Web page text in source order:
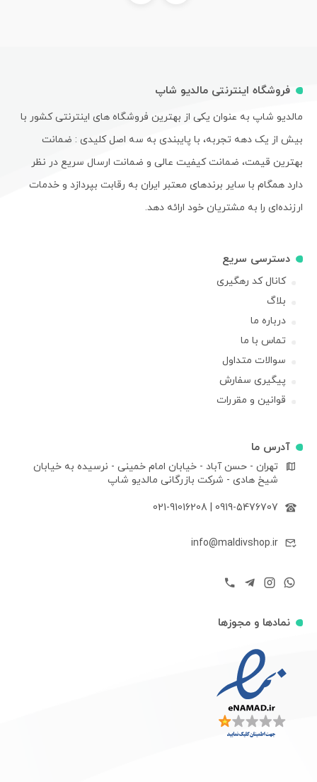
فروشگاه اینترنتی مالدیو شاپ
مالدیو شاپ به عنوان یکی از بهترین فروشگاه های اینترنتی کشور با
بیش از یک دهه تجربه، با پایبندی به سه اصل کلیدی : ضمانت
بهترین قیمت، ضمانت کیفیت عالی و ضمانت ارسال سریع در نظر
دارد همگام با سایر برندهای معتبر ایران به رقابت بپردازد و خدمات
ارزنده‌ای را به مشتریان خود ارائه دهد.
دسترسی سریع
کانال کد رهگیری
بلاگ
درباره ما
تماس با ما
سوالات متداول
پیگیری سفارش
قوانین و مقررات
آدرس ما
تهران - حسن آباد - خیابان امام خمینی - نرسیده به خیابان
شیخ هادی - شرکت بازرگانی مالدیو شاپ
0919-5476707
|
021-91016208
info@maldivshop.ir
نمادها و مجوزها